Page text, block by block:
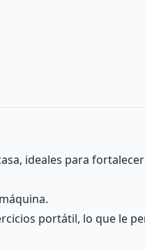
ideales para
portátil, lo que le